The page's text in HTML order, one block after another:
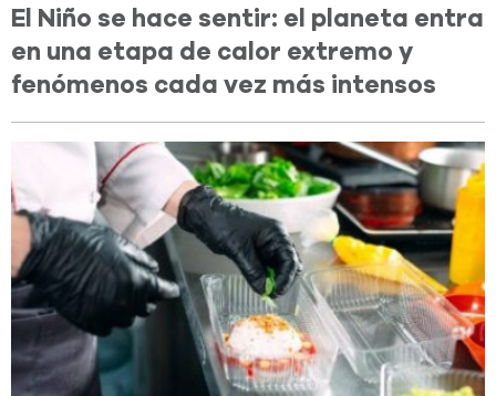
El Niño se hace sentir: el planeta entra
en una etapa de calor extremo y
fenómenos cada vez más intensos